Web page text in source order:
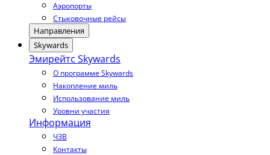
Аэропорты
Стыковочные рейсы
Направления
Skywards
Эмирейтс Skywards
О программе Skywards
Накопление миль
Использование миль
Уровни участия
Информация
ЧЗВ
Контакты